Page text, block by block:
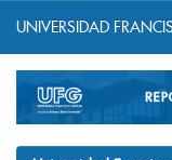
navigation
UNIVERSIDAD